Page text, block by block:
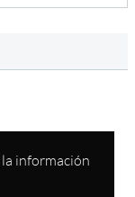
información